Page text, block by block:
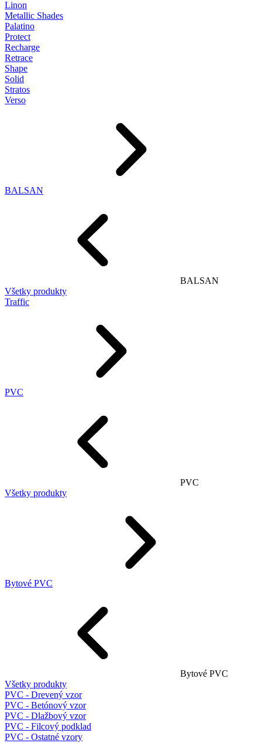
Linon
Metallic Shades
Palatino
Protect
Recharge
Retrace
Shape
Solid
Stratos
Verso
BALSAN
BALSAN
Všetky produkty
Traffic
PVC
PVC
Všetky produkty
Bytové PVC
Bytové PVC
Všetky produkty
PVC - Drevený vzor
PVC - Betónový vzor
PVC - Dlažbový vzor
PVC - Filcový podklad
PVC - Ostatné vzory